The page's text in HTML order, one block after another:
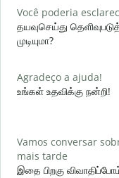
Você poderia
தயவுசெய்து
முடியுமா?
Agradeço a ajuda!
உங்கள் உதவிக்கு நன்றி!
Vamos conversar
mais tarde
இதை பிறகு